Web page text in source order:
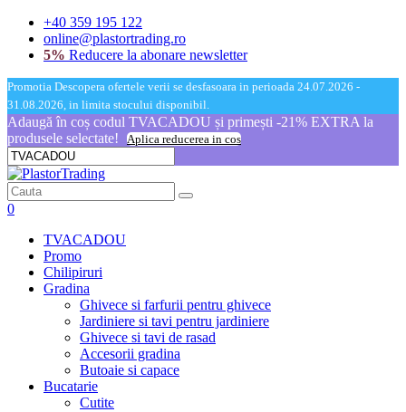
+40 359 195 122
online@plastortrading.ro
5% Reducere la abonare newsletter
Promotia Descopera ofertele verii se desfasoara in perioada 24.07.2026 -
31.08.2026, in limita stocului disponibil.
Adaugă în coș codul TVACADOU și primești -21% EXTRA la
produsele selectate!
Aplica reducerea in cos
0
TVACADOU
Promo
Chilipiruri
Gradina
Ghivece si farfurii pentru ghivece
Jardiniere si tavi pentru jardiniere
Ghivece si tavi de rasad
Accesorii gradina
Butoaie si capace
Bucatarie
Cutite